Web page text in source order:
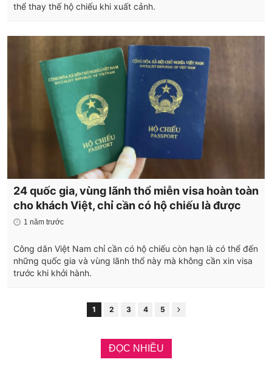
thể thay thế hộ chiếu khi xuất cảnh.
24 quốc gia, vùng lãnh thổ miễn visa hoàn toàn
cho khách Việt, chỉ cần có hộ chiếu là được
1 năm trước
Công dân Việt Nam chỉ cần có hộ chiếu còn hạn là có thể đến
những quốc gia và vùng lãnh thổ này mà không cần xin visa
trước khi khởi hành.
1 2 3 4 5
ĐỌC NHIỀU